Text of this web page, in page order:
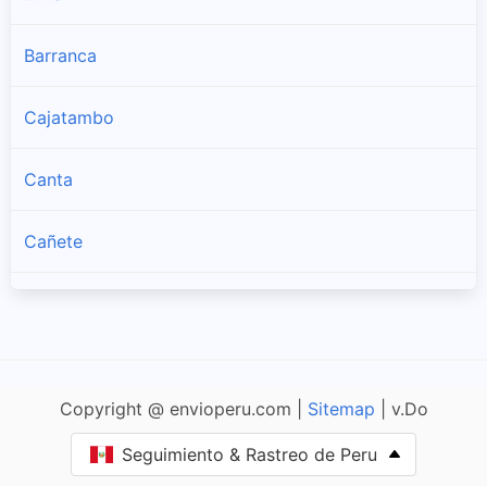
Barranca
Cajatambo
Canta
Cañete
Huaura
Copyright @ envioperu.com | Sitemap | v.Do
Seguimiento & Rastreo de Peru